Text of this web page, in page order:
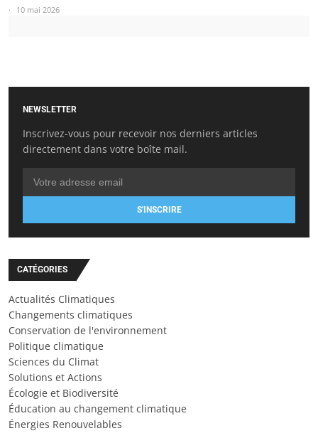
10 mai 2026
NEWSLETTER
Inscrivez-vous pour recevoir nos derniers articles
directement dans votre boîte mail.
S'INSCRIRE
CATÉGORIES
Actualités Climatiques
Changements climatiques
Conservation de l'environnement
Politique climatique
Sciences du Climat
Solutions et Actions
Écologie et Biodiversité
Éducation au changement climatique
Énergies Renouvelables